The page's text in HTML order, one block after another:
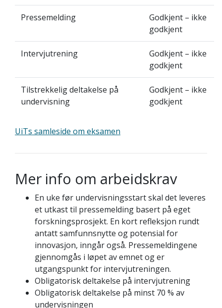
Pressemelding
Godkjent – ikke
godkjent
Intervjutrening
Godkjent – ikke
godkjent
Tilstrekkelig deltakelse på
undervisning
Godkjent – ikke
godkjent
UiTs samleside om eksamen
Mer info om arbeidskrav
En uke før undervisningsstart skal det leveres
et utkast til pressemelding basert på eget
forskningsprosjekt. En kort refleksjon rundt
antatt samfunnsnytte og potensial for
innovasjon, inngår også. Pressemeldingene
gjennomgås i løpet av emnet og er
utgangspunkt for intervjutreningen.
Obligatorisk deltakelse på intervjutrening
Obligatorisk deltakelse på minst 70 % av
undervisningen